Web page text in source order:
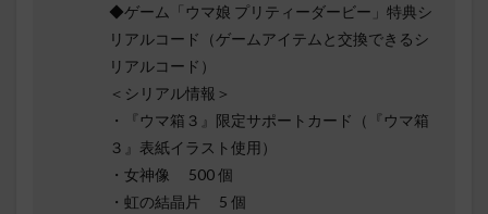
◆ゲーム「ウマ娘 プリティーダービー」特典シ
リアルコード（ゲームアイテムと交換できるシ
リアルコード）
＜シリアル情報＞
・『ウマ箱３』限定サポートカード（『ウマ箱
３』表紙イラスト使用）
・女神像 500 個
・虹の結晶片 5 個